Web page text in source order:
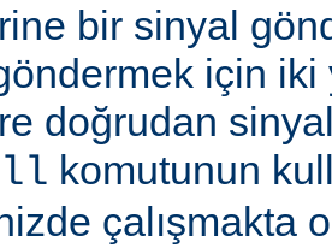
bir sinyal
için iki
doğrudan
komutunun
çalışmakta